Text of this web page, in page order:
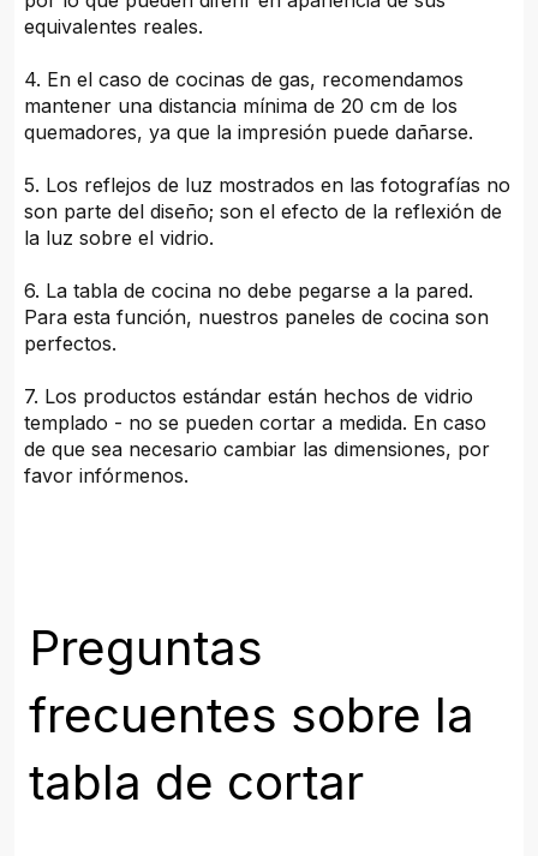
equivalentes reales.
4. En el caso de cocinas de gas, recomendamos
mantener una distancia mínima de 20 cm de los
quemadores, ya que la impresión puede dañarse.
5. Los reflejos de luz mostrados en las fotografías no
son parte del diseño; son el efecto de la reflexión de
la luz sobre el vidrio.
6. La tabla de cocina no debe pegarse a la pared.
Para esta función, nuestros paneles de cocina son
perfectos.
7. Los productos estándar están hechos de vidrio
templado - no se pueden cortar a medida. En caso
de que sea necesario cambiar las dimensiones, por
favor infórmenos.
Preguntas
frecuentes sobre la
tabla de cortar